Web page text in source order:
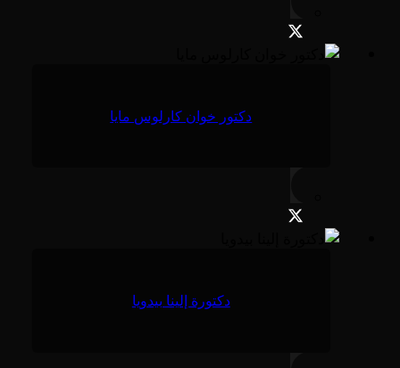
دكتور خوان كارلوس مايا
دكتورة إلينا بيدويا